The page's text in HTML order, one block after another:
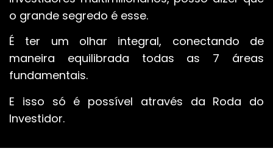
o grande segredo é esse.
É ter um olhar integral, conectando de
maneira equilibrada todas as 7 áreas
fundamentais.
E isso só é possível através da Roda do
Investidor.